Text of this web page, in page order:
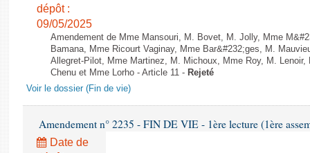
dépôt :
09/05/2025
Amendement de Mme Mansouri, M. Bovet, M. Jolly, Mme
Bamana, Mme Ricourt Vaginay, Mme Bar&#232;ges, M.
Allegret-Pilot, Mme Martinez, M. Michoux, Mme Roy, M.
Chenu et Mme Lorho - Article 11 - Rejeté
Voir le dossier (Fin de vie)
Amendement n° 2235 - FIN DE VIE - 1ère lecture (1ère
Date de